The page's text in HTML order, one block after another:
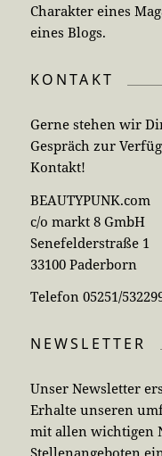
Charakter eines
eines Blogs.
KONTAKT
Gerne stehen wir
Gespräch zur
Kontakt!
BEAUTYPUNK.com
c/o markt 8 GmbH
Senefelderstraße 1
33100 Paderborn
Telefon 05251/
NEWSLETTER
Unser Newsletter
Erhalte unseren
mit allen wichtigen